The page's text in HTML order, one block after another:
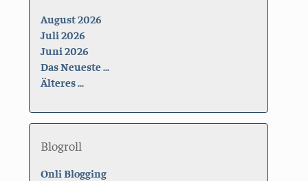
August 2026
Juli 2026
Juni 2026
Das Neueste ...
Älteres ...
Blogroll
Onli Blogging